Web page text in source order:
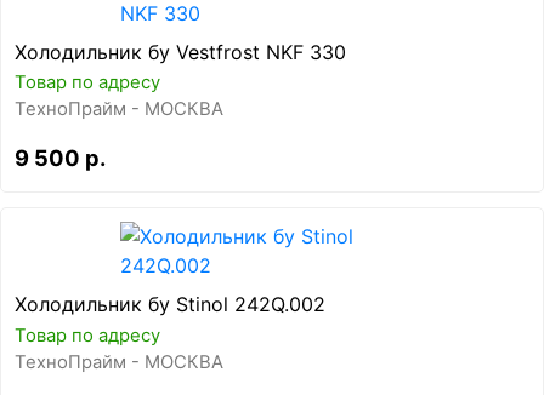
Холодильник бу Vestfrost NKF 330
Товар по адресу
ТехноПрайм - МОСКВА
9 500 р.
Холодильник бу Stinol 242Q.002
Товар по адресу
ТехноПрайм - МОСКВА